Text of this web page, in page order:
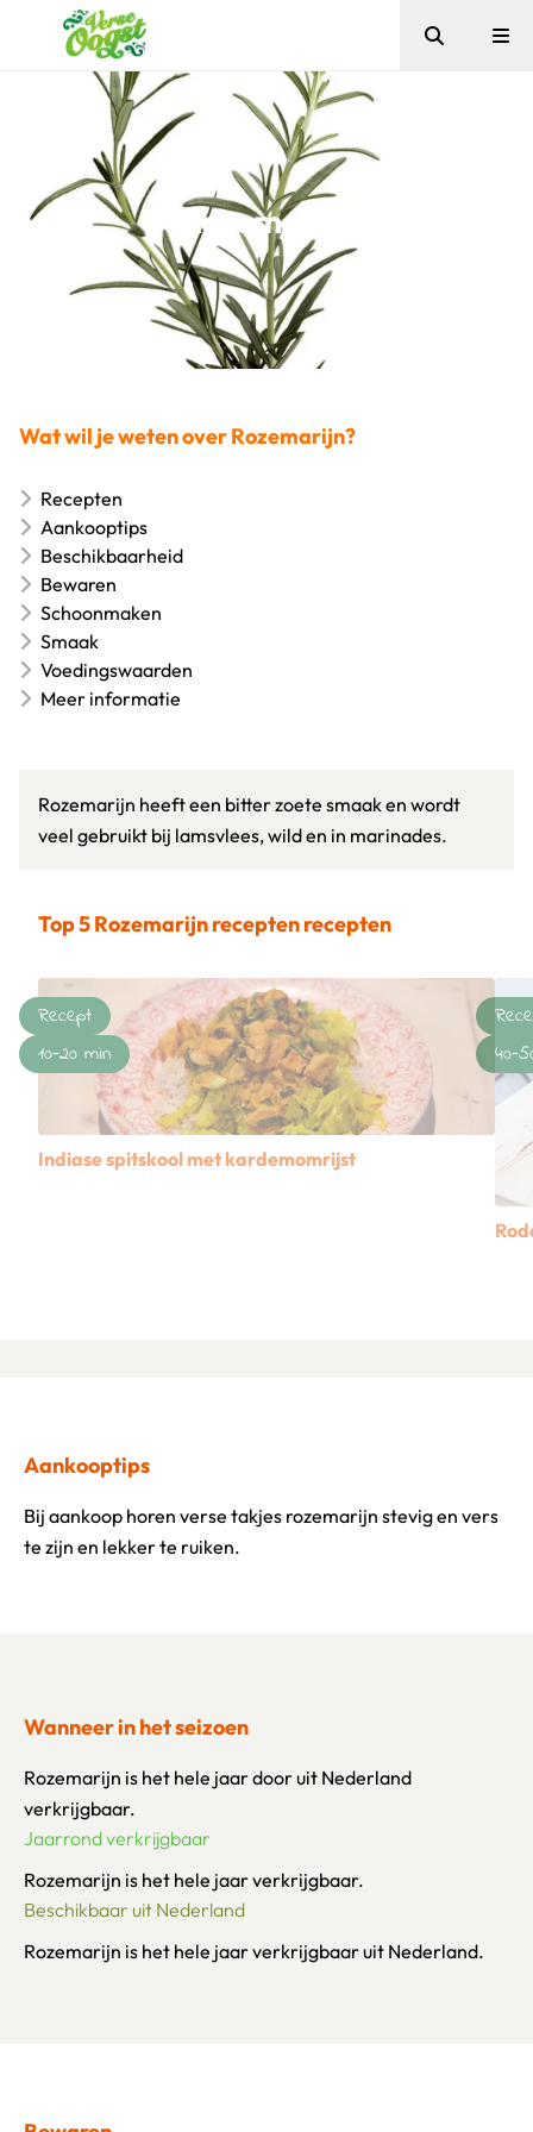
Verse Oogst
Zoeken
Rozemarijn
Wat wil je weten over Rozemarijn?
Recepten
Aankooptips
Beschikbaarheid
Bewaren
Schoonmaken
Smaak
Voedingswaarden
Meer informatie
Rozemarijn heeft een bitter zoete smaak en wordt
veel gebruikt bij lamsvlees, wild en in marinades.
Top 5 Rozemarijn recepten recepten
Indiase spitskool met kardemomrijst
Recept
10-20 min
40-
Aankooptips
Bij aankoop horen verse takjes rozemarijn stevig en vers
te zijn en lekker te ruiken.
Wanneer in het seizoen
Rozemarijn is het hele jaar door uit Nederland
verkrijgbaar.
Jaarrond verkrijgbaar
Rozemarijn is het hele jaar verkrijgbaar.
Beschikbaar uit Nederland
Rozemarijn is het hele jaar verkrijgbaar uit Nederland.